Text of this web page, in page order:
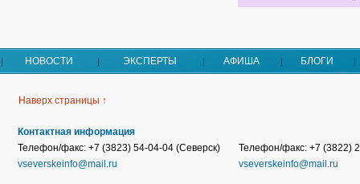
НОВОСТИ ЭКСПЕРТЫ АФИША БЛОГИ
Наверх страницы ↑
Контактная информация
Телефон/факс: +7 (3823) 54-04-04 (Северск)
vseverskeinfo@mail.ru
Телефон/факс: +7 (3822)
vseverskeinfo@mail.ru